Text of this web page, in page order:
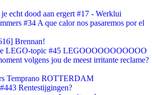
echt dood aan ergert #17 - Werklui
#34 A que calor nos pasaremos por el
Brennan!
LEGO-topic #45 LEGOOOOOOOOOOO
volgens jou de meest irritante reclame?
Temprano ROTTERDAM
Rentestijgingen?